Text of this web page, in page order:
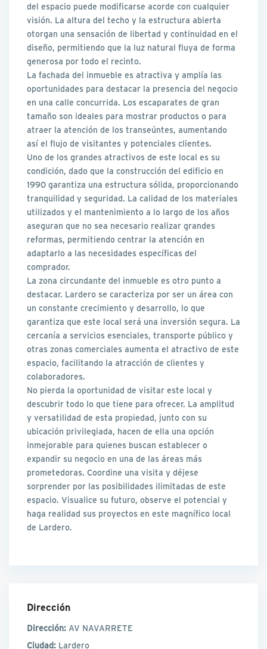
del espacio puede modificarse acorde con cualquier
visión. La altura del techo y la estructura abierta
otorgan una sensación de libertad y continuidad en el
diseño, permitiendo que la luz natural fluya de forma
generosa por todo el recinto.
La fachada del inmueble es atractiva y amplía las
oportunidades para destacar la presencia del negocio
en una calle concurrida. Los escaparates de gran
tamaño son ideales para mostrar productos o para
atraer la atención de los transeúntes, aumentando
así el flujo de visitantes y potenciales clientes.
Uno de los grandes atractivos de este local es su
condición, dado que la construcción del edificio en
1990 garantiza una estructura sólida, proporcionando
tranquilidad y seguridad. La calidad de los materiales
utilizados y el mantenimiento a lo largo de los años
aseguran que no sea necesario realizar grandes
reformas, permitiendo centrar la atención en
adaptarlo a las necesidades específicas del
comprador.
La zona circundante del inmueble es otro punto a
destacar. Lardero se caracteriza por ser un área con
un constante crecimiento y desarrollo, lo que
garantiza que este local será una inversión segura. La
cercanía a servicios esenciales, transporte público y
otras zonas comerciales aumenta el atractivo de este
espacio, facilitando la atracción de clientes y
colaboradores.
No pierda la oportunidad de visitar este local y
descubrir todo lo que tiene para ofrecer. La amplitud
y versatilidad de esta propiedad, junto con su
ubicación privilegiada, hacen de ella una opción
inmejorable para quienes buscan establecer o
expandir su negocio en una de las áreas más
prometedoras. Coordine una visita y déjese
sorprender por las posibilidades ilimitadas de este
espacio. Visualice su futuro, observe el potencial y
haga realidad sus proyectos en este magnífico local
de Lardero.
Dirección
Dirección: AV NAVARRETE
Ciudad: Lardero